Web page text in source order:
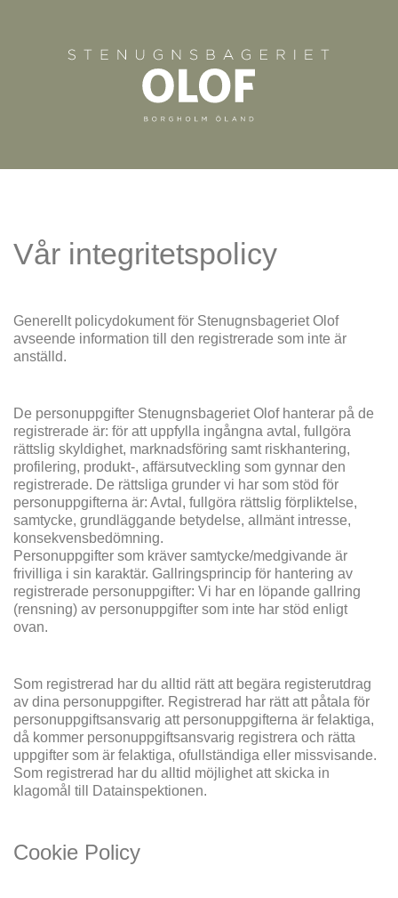
Vår integritetspolicy
Generellt policydokument för Stenugnsbageriet Olof
avseende information till den registrerade som inte är
anställd.
De personuppgifter Stenugnsbageriet Olof hanterar på de
registrerade är: för att uppfylla ingångna avtal, fullgöra
rättslig skyldighet, marknadsföring samt riskhantering,
profilering, produkt-, affärsutveckling som gynnar den
registrerade. De rättsliga grunder vi har som stöd för
personuppgifterna är: Avtal, fullgöra rättslig förpliktelse,
samtycke, grundläggande betydelse, allmänt intresse,
konsekvensbedömning.
Personuppgifter som kräver samtycke/medgivande är
frivilliga i sin karaktär. Gallringsprincip för hantering av
registrerade personuppgifter: Vi har en löpande gallring
(rensning) av personuppgifter som inte har stöd enligt
ovan.
Som registrerad har du alltid rätt att begära registerutdrag
av dina personuppgifter. Registrerad har rätt att påtala för
personuppgiftsansvarig att personuppgifterna är felaktiga,
då kommer personuppgiftsansvarig registrera och rätta
uppgifter som är felaktiga, ofullständiga eller missvisande.
Som registrerad har du alltid möjlighet att skicka in
klagomål till Datainspektionen.
Cookie Policy